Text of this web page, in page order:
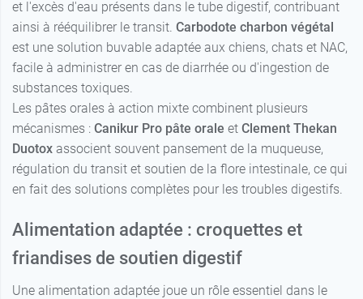
et l'excès d'eau présents dans le tube digestif, contribuant
ainsi à rééquilibrer le transit. Carbodote charbon végétal
est une solution buvable adaptée aux chiens, chats et NAC,
facile à administrer en cas de diarrhée ou d'ingestion de
substances toxiques.
Les pâtes orales à action mixte combinent plusieurs
mécanismes : Canikur Pro pâte orale et Clement Thekan
Duotox associent souvent pansement de la muqueuse,
régulation du transit et soutien de la flore intestinale, ce qui
en fait des solutions complètes pour les troubles digestifs.
Alimentation adaptée : croquettes et
friandises de soutien digestif
Une alimentation adaptée joue un rôle essentiel dans le